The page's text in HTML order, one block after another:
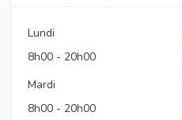
Lundi
8h00 - 20h00
Mardi
8h00 - 20h00